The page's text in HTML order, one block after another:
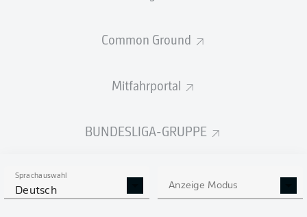
Common Ground
Mitfahrportal
BUNDESLIGA-GRUPPE
Sprachauswahl
Deutsch Anzeige Modus
neben das Tor neben das Tor